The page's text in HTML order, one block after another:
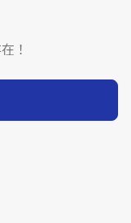
！